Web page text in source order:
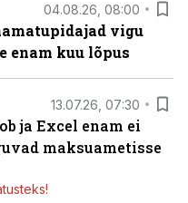
04.08.26, 08:00
vigu
enam kuu lõpus
13.07.26, 07:30
ja Excel enam ei
maksuametisse